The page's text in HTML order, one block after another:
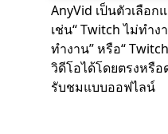
AnyVid เป็นตัวเลือ
เช่น“ Twitch ไม่ทำง
ทำงาน” หรือ“
วิดีโอได้โดยตรงหรื
รับชมแบบออฟไลน์